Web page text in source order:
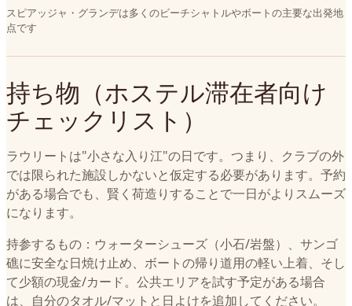
スピアッジャ・グランデは多くのビーチシャトルやボートの主要な出発地
点です
持ち物（ホステル滞在者向け
チェックリスト）
ラウリートは"小さな入り江"の日です。つまり、クラブの外
では限られた施設しかないと仮定する必要があります。予約
がある場合でも、賢く荷造りすることで一日がよりスムーズ
になります。
持参するもの：ウォーターシューズ（小石/岩盤）、サンゴ
礁に安全な日焼け止め、ボートの帰り道用の軽い上着、そし
て少額の現金/カード。公共エリアを試す予定がある場合
は、自分のタオル/マットと日よけを追加してください。